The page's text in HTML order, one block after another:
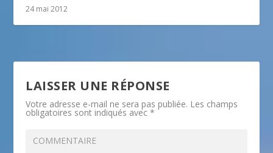
24 mai 2012
LAISSER UNE RÉPONSE
Votre adresse e-mail ne sera pas publiée. Les champs
obligatoires sont indiqués avec*